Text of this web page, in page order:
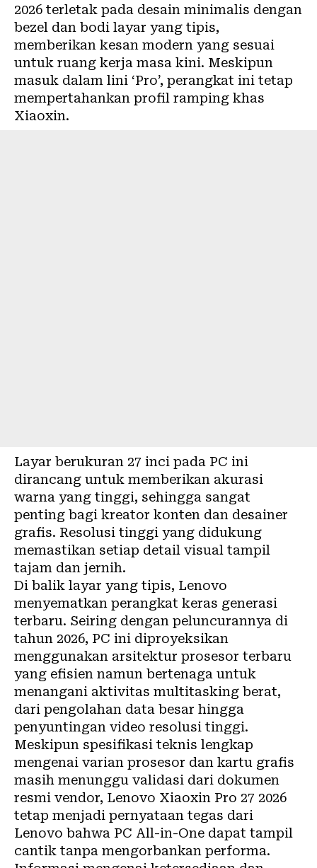
2026 terletak pada desain minimalis dengan
bezel dan bodi layar yang tipis,
memberikan kesan modern yang sesuai
untuk ruang kerja masa kini. Meskipun
masuk dalam lini ‘Pro’, perangkat ini tetap
mempertahankan profil ramping khas
Xiaoxin.
Layar berukuran 27 inci pada PC ini
dirancang untuk memberikan akurasi
warna yang tinggi, sehingga sangat
penting bagi kreator konten dan desainer
grafis. Resolusi tinggi yang didukung
memastikan setiap detail visual tampil
tajam dan jernih.
Di balik layar yang tipis, Lenovo
menyematkan perangkat keras generasi
terbaru. Seiring dengan peluncurannya di
tahun 2026, PC ini diproyeksikan
menggunakan arsitektur prosesor terbaru
yang efisien namun bertenaga untuk
menangani aktivitas multitasking berat,
dari pengolahan data besar hingga
penyuntingan video resolusi tinggi.
Meskipun spesifikasi teknis lengkap
mengenai varian prosesor dan kartu grafis
masih menunggu validasi dari dokumen
resmi vendor, Lenovo Xiaoxin Pro 27 2026
tetap menjadi pernyataan tegas dari
Lenovo bahwa PC All-in-One dapat tampil
cantik tanpa mengorbankan performa.